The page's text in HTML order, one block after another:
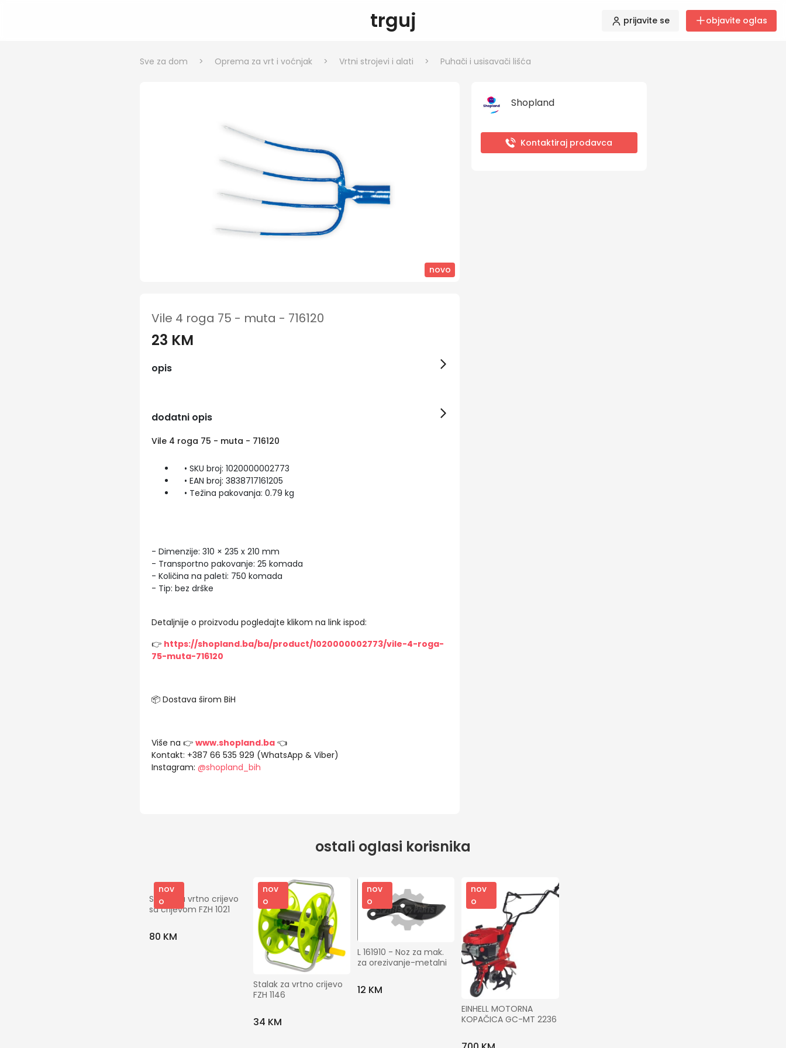
trguj prijavite se objavite oglas
Sve za dom > Oprema za vrt i voćnjak > Vrtni strojevi i alati > Puhači i usisavači lišća
novo
Vile 4 roga 75 - muta - 716120
23 KM
opis
dodatni opis
Vile 4 roga 75 - muta - 716120
• SKU broj: 1020000002773
• EAN broj: 3838717161205
• Težina pakovanja: 0.79 kg
- Dimenzije: 310 × 235 x 210 mm
- Transportno pakovanje: 25 komada
- Količina na paleti: 750 komada
- Tip: bez drške
Detaljnije o proizvodu pogledajte klikom na link ispod:
👉 https://shopland.ba/ba/product/1020000002773/vile-4-roga-
75-muta-716120
📦 Dostava širom BiH
Više na 👉 www.shopland.ba👈
Kontakt: +387 66 535 929 (WhatsApp & Viber)
Instagram: @shopland_bih
Shopland
Kontaktiraj prodavca
ostali oglasi korisnika
nov
o
Stalak za vrtno crijevo
sa crijevom FZH 1021
80 KM
nov
o
Stalak za vrtno crijevo
FZH 1146
34 KM
nov
o
L 161910 - Noz za mak.
za orezivanje-metalni
12 KM
nov
o
EINHELL MOTORNA
KOPAČICA GC-MT 2236